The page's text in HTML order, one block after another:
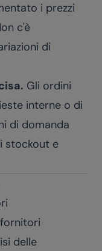
i prezzi
c'è
di
Gli ordini
interne o di
di domanda
stockout e
delle